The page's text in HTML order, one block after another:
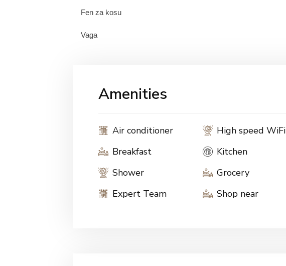
Fen za kosu
Vaga
Amenities
Air conditioner High speed WiFi
Breakfast
Kitchen
Shower
Grocery
Expert Team
Shop near